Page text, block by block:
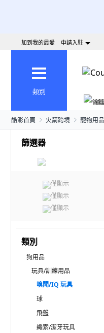
加到我的最愛 申請入駐
類別
爸
酷澎首頁 火箭跨境 寵物用品
篩選器
僅顯示
僅顯示
僅顯示
類別
狗用品
玩具/訓練用品
嗅聞/IQ 玩具
球
飛盤
繩索/潔牙玩具